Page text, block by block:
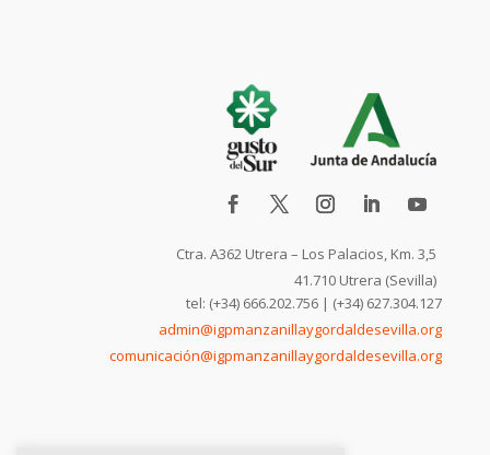
Ctra. A362 Utrera – Los Palacios, Km. 3,5
41.710 Utrera (Sevilla)
tel: (+34) 666.202.756 | (+34) 627.304.127
admin@igpmanzanillaygordaldesevilla.org
comunicación@igpmanzanillaygordaldesevilla.org